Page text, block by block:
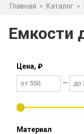
Главная » Каталог »
Емкости
Цена, ₽
—
Материал